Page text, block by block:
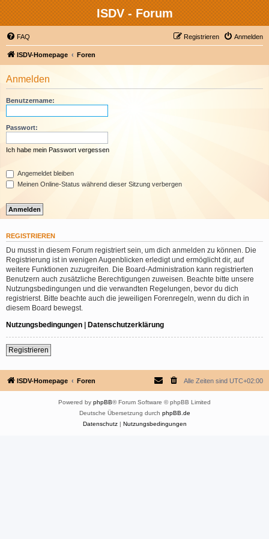
ISDV - Forum
FAQ Anmelden
Registrieren
ISDV-Homepage Foren
Anmelden
Benutzername:
Passwort:
Ich habe mein Passwort vergessen
Angemeldet bleiben
Meinen Online-Status während dieser Sitzung verbergen
REGISTRIEREN
Du musst in diesem Forum registriert sein, um dich anmelden zu können. Die
Registrierung ist in wenigen Augenblicken erledigt und ermöglicht dir, auf
weitere Funktionen zuzugreifen. Die Board-Administration kann registrierten
Benutzern auch zusätzliche Berechtigungen zuweisen. Beachte bitte unsere
Nutzungsbedingungen und die verwandten Regelungen, bevor du dich
registrierst. Bitte beachte auch die jeweiligen Forenregeln, wenn du dich in
diesem Board bewegst.
Nutzungsbedingungen | Datenschutzerklärung
Registrieren
ISDV-Homepage Foren Alle Zeiten sind UTC+02:00
Powered by phpBB® Forum Software © phpBB Limited
Deutsche Übersetzung durch phpBB.de
Datenschutz| Nutzungsbedingungen